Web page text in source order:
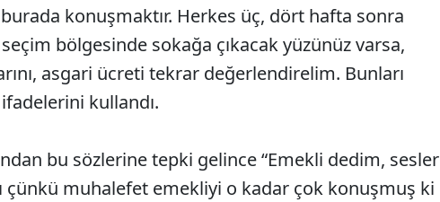
konuşmaktır. Herkes üç, dört hafta sonra
bölgesinde sokağa çıkacak yüzünüz varsa,
asgari ücreti tekrar değerlendirelim. Bunları
kullandı.
bu sözlerine tepki gelince “Emekli dedim, sesler
çünkü muhalefet emekliyi o kadar çok konuşmuş ki